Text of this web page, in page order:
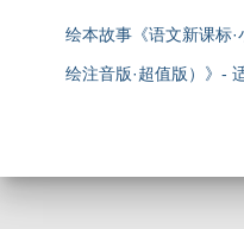
绘本故事《语文新课标
绘注音版·超值版）》-